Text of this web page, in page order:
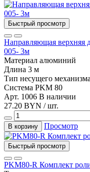
Быстрый просмотр
Направляющая верхняя
005- 3м
Материал алюминий
Длина 3 м
Тип несущего механизма
Система PKM 80
Арт. 1006 В наличии
27.20 BYN / шт.
В корзину Просмотр
Быстрый просмотр
PKM80-R Комплект